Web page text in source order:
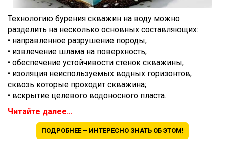
Технологию бурения скважин на воду можно
разделить на несколько основных составляющих:
• направленное разрушение породы;
• извлечение шлама на поверхность;
• обеспечение устойчивости стенок скважины;
• изоляция неиспользуемых водных горизонтов,
сквозь которые проходит скважина;
• вскрытие целевого водоносного пласта.
Читайте далее…
ПОДРОБНЕЕ – ИНТЕРЕСНО ЗНАТЬ ОБ ЭТОМ!